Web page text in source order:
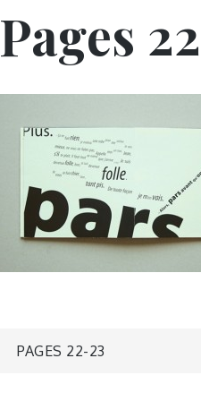
Pages
Navigation
PAGES 22-23